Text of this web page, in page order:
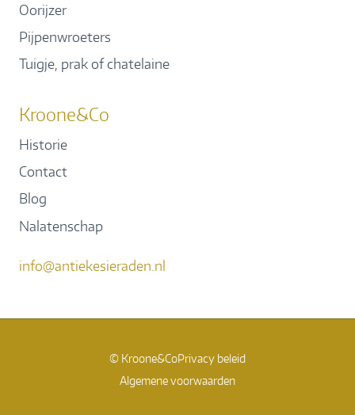
Oorijzer
Pijpenwroeters
Tuigje, prak of chatelaine
Kroone&Co
Historie
Contact
Blog
Nalatenschap
info@antiekesieraden.nl
© Kroone&CoPrivacy beleid
Algemene voorwaarden